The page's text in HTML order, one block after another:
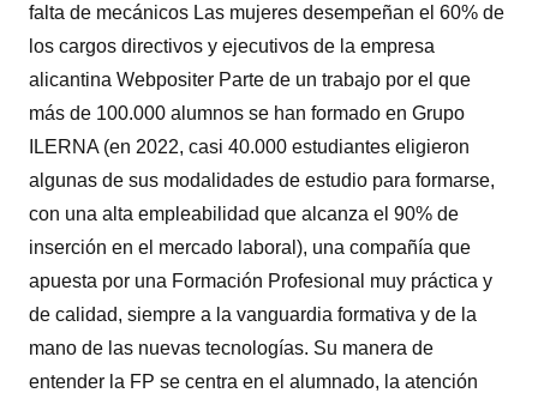
falta de mecánicos Las mujeres desempeñan el 60% de
los cargos directivos y ejecutivos de la empresa
alicantina Webpositer Parte de un trabajo por el que
más de 100.000 alumnos se han formado en Grupo
ILERNA (en 2022, casi 40.000 estudiantes eligieron
algunas de sus modalidades de estudio para formarse,
con una alta empleabilidad que alcanza el 90% de
inserción en el mercado laboral), una compañía que
apuesta por una Formación Profesional muy práctica y
de calidad, siempre a la vanguardia formativa y de la
mano de las nuevas tecnologías. Su manera de
entender la FP se centra en el alumnado, la atención